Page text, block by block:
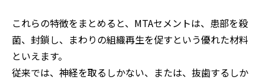
これらの特徴をまとめると、MTAセメントは、患部を殺
菌、封鎖し、まわりの組織再生を促すという優れた材料
といえます。
従来では、神経を取るしかない、または、抜歯するしか